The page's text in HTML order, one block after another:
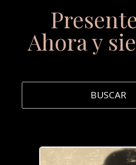
Ahora y